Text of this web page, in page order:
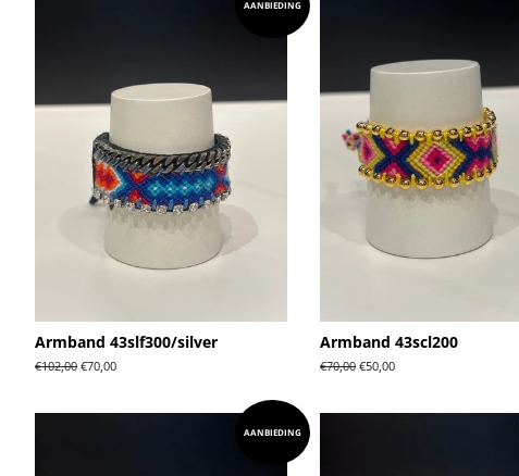
AANBIEDING
Armband 43slf300/silver
Normale
€102,00 Aanbiedingsprijs
€70,00
Armband 43scl200
Normale
€70,00 Aanbiedingsprijs
€50,00
AANBIEDING